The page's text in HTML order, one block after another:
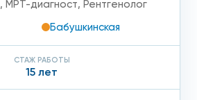
, МРТ-диагност, Рентгенолог
Бабушкинская
СТАЖ РАБОТЫ
15 лет